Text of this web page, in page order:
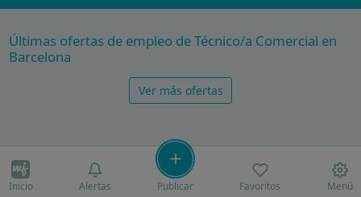
Últimas ofertas de empleo de Técnico/a Comercial en
Barcelona
Ver más ofertas
Inicio Alertas Publicar Favoritos Menú